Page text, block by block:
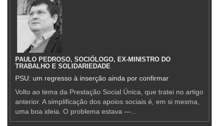
PAULO PEDROSO, SOCIÓLOGO, EX-MINISTRO DO
TRABALHO E SOLIDARIEDADE
PSU: um regresso à inserção ainda por confirmar
Volto ao tema da Prestação Social Única, que tratei no artigo
anterior. A simplificação dos apoios sociais é, em si mesma,
uma boa ideia. O problema estava —...